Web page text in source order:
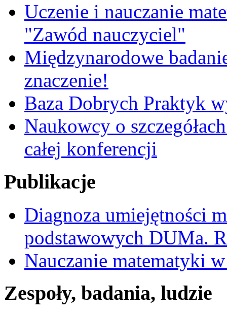
Uczenie i nauczanie
"Zawód nauczyciel"
Międzynarodowe
znaczenie!
Baza Dobrych Praktyk
Naukowcy o
całej konferencji
Publikacje
Diagnoza umiejętności
podstawowych DUMa.
Nauczanie matematyki
Zespoły, badania, ludzie